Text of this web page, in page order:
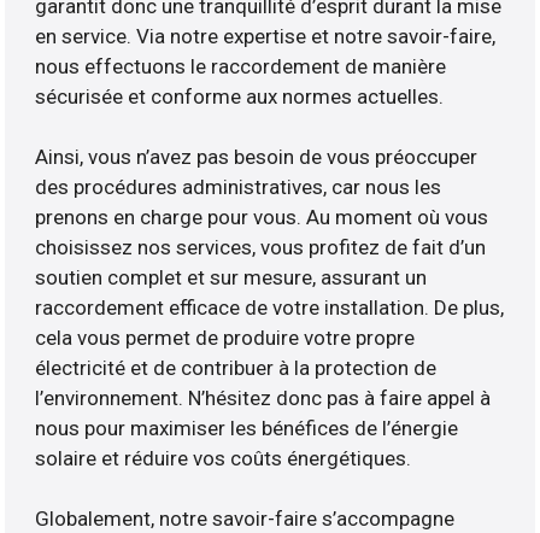
garantit donc une tranquillité d’esprit durant la mise
en service. Via notre expertise et notre savoir-faire,
nous effectuons le raccordement de manière
sécurisée et conforme aux normes actuelles.
Ainsi, vous n’avez pas besoin de vous préoccuper
des procédures administratives, car nous les
prenons en charge pour vous. Au moment où vous
choisissez nos services, vous profitez de fait d’un
soutien complet et sur mesure, assurant un
raccordement efficace de votre installation. De plus,
cela vous permet de produire votre propre
électricité et de contribuer à la protection de
l’environnement. N’hésitez donc pas à faire appel à
nous pour maximiser les bénéfices de l’énergie
solaire et réduire vos coûts énergétiques.
Globalement, notre savoir-faire s’accompagne